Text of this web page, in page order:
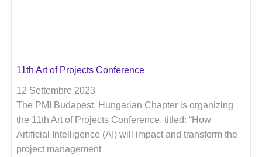
11th Art of Projects Conference
12 Settembre 2023
The PMI Budapest, Hungarian Chapter is organizing
the 11th Art of Projects Conference, titled: “How
Artificial Intelligence (AI) will impact and transform the
project management